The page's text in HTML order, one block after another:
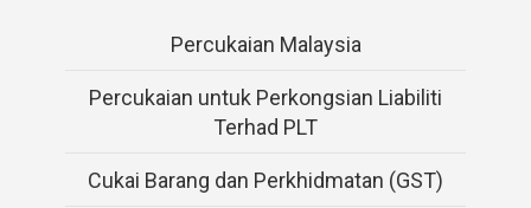
Percukaian Malaysia
Percukaian untuk Perkongsian Liabiliti
Terhad PLT
Cukai Barang dan Perkhidmatan (GST)